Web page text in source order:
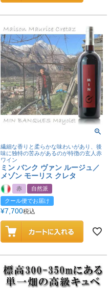
繊細な香りと柔らかな味わいがあり、後
味に独特の苦みがあるのが特徴の玄人赤
ワイン
ミン バンク ヴァン ルージュ／
メゾン モーリス クレタ
赤
自然派
クール便でお届け
¥7,700税込